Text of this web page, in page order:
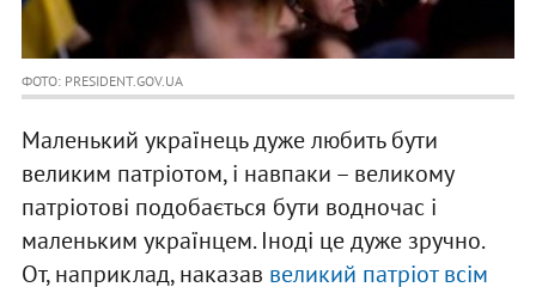
ФОТО: PRESIDENT.GOV.UA
Маленький українець дуже любить бути
великим патріотом, і навпаки – великому
патріотові подобається бути водночас і
маленьким українцем. Іноді це дуже зручно.
От, наприклад, наказав великий патріот всім